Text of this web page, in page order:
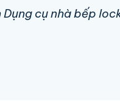
Dụng cụ nhà bếp